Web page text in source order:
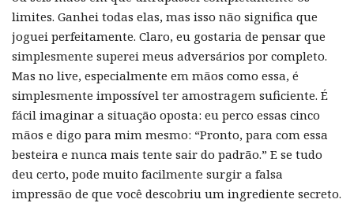
limites. Ganhei todas elas, mas isso não significa que
joguei perfeitamente. Claro, eu gostaria de pensar que
simplesmente superei meus adversários por completo.
Mas no live, especialmente em mãos como essa, é
simplesmente impossível ter amostragem suficiente. É
fácil imaginar a situação oposta: eu perco essas cinco
mãos e digo para mim mesmo: “Pronto, para com essa
besteira e nunca mais tente sair do padrão.” E se tudo
deu certo, pode muito facilmente surgir a falsa
impressão de que você descobriu um ingrediente secreto.